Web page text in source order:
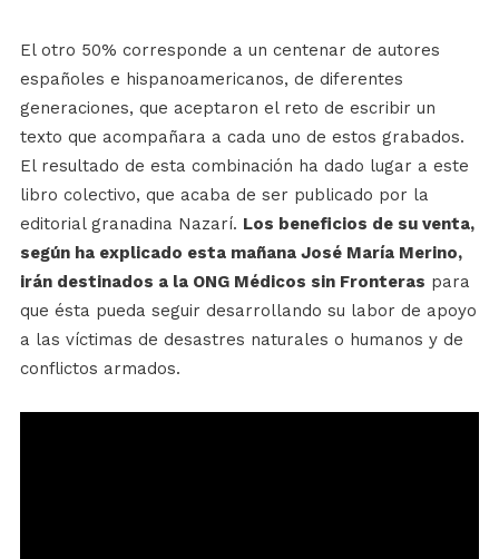
El otro 50% corresponde a un centenar de autores
españoles e hispanoamericanos, de diferentes
generaciones, que aceptaron el reto de escribir un
texto que acompañara a cada uno de estos grabados.
El resultado de esta combinación ha dado lugar a este
libro colectivo, que acaba de ser publicado por la
editorial granadina Nazarí. Los beneficios de su venta,
según ha explicado esta mañana José María Merino,
irán destinados a la ONG Médicos sin Fronteras para
que ésta pueda seguir desarrollando su labor de apoyo
a las víctimas de desastres naturales o humanos y de
conflictos armados.